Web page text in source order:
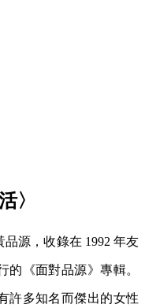
〉
品源，收錄在 1992 年友
的《面對品源》專輯。
許多知名而傑出的女性